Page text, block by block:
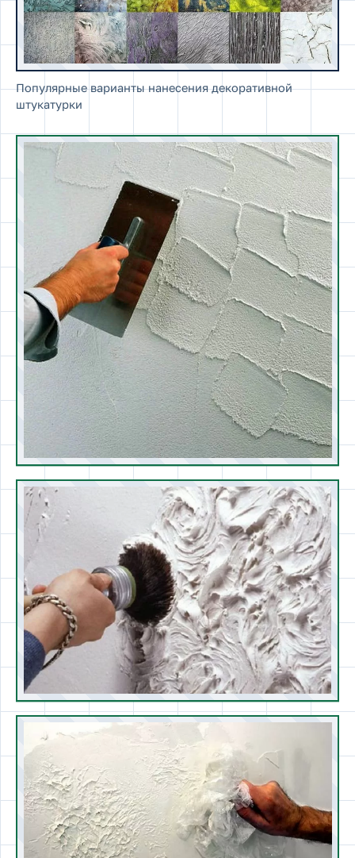
Популярные варианты нанесения декоративной
штукатурки